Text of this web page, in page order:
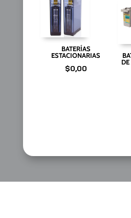
BATERÍAS
ESTACIONARIAS
$0,00